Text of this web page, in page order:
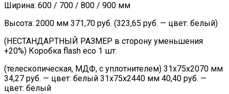
Ширина: 600 / 700 / 800 / 900 мм
Высота: 2000 мм 371,70 руб. (323,65 руб. — цвет: белый)
(НЕСТАНДАРТНЫЙ РАЗМЕР в сторону уменьшения
+20%) Коробка flash eco 1 шт.
(телескопическая, МДФ, с уплотнителем) 31х75х2070 мм
34,27 руб. — цвет: белый 31х75х2440 мм 40,40 руб. —
цвет: белый